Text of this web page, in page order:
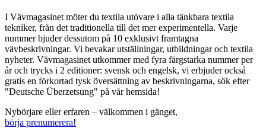
I Vävmagasinet möter du textila utövare i alla tänkbara textila
tekniker, från det traditionella till det mer experimentella. Varje
nummer bjuder dessutom på 10 exklusivt framtagna
vävbeskrivningar. Vi bevakar utställningar, utbildningar och textila
nyheter. Vävmagasinet utkommer med fyra färgstarka nummer per
år och trycks i 2 editioner: svensk och engelsk, vi erbjuder också
gratis en förkortad tysk översättning av beskrivningarna, sök efter
"Deutsche Überzetsung" på vår hemsida!
Nybörjare eller erfaren – välkommen i gänget,
börja prenumerera!